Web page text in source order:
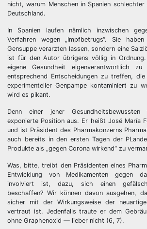
nicht, warum Menschen in Spanien
Deutschland.
In Spanien laufen nämlich inzwischen
Verfahren wegen „Impfbetrugs“. Sie
Gensuppe verarzten lassen, sondern eine
ist für den Autor übrigens völlig in
eigene Gesundheit eigenverantwortlich
entsprechend Entscheidungen zu treffen,
experimenteller Genpampe kontaminiert zu
wird es pikant.
Denn einer jener
exponierte Position aus. Er heißt José María
und ist Präsident des Pharmakonzerns
auch bereits in den ersten Tagen der
Produkte als „gegen Corona wirkend“ zu
Was, bitte, treibt den Präsidenten eines
Entwicklung von Medikamenten gegen
involviert ist, dazu, sich einen
beschaffen? Wir können davon ausgehen,
sicher mit der Wirkungsweise der
vertraut ist. Jedenfalls traute er dem
ohne Graphenoxid — lieber nicht (6, 7).